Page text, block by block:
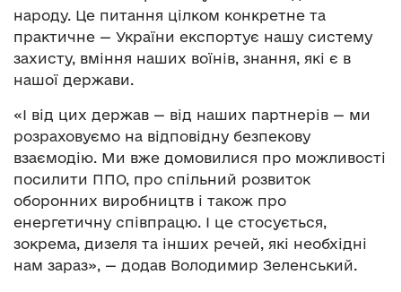
народу. Це питання цілком конкретне та
практичне — України експортує нашу систему
захисту, вміння наших воїнів, знання, які є в
нашої держави.
«І від цих держав — від наших партнерів — ми
розраховуємо на відповідну безпекову
взаємодію. Ми вже домовилися про можливості
посилити ППО, про спільний розвиток
оборонних виробництв і також про
енергетичну співпрацю. І це стосується,
зокрема, дизеля та інших речей, які необхідні
нам зараз», — додав Володимир Зеленський.